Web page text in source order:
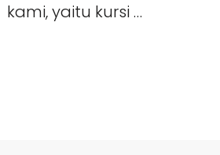
kami, yaitu kursi …